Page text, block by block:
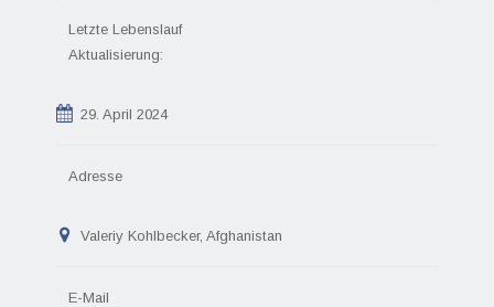
Letzte Lebenslauf
Aktualisierung:
29. April 2024
Adresse
Valeriy Kohlbecker, Afghanistan
E-Mail